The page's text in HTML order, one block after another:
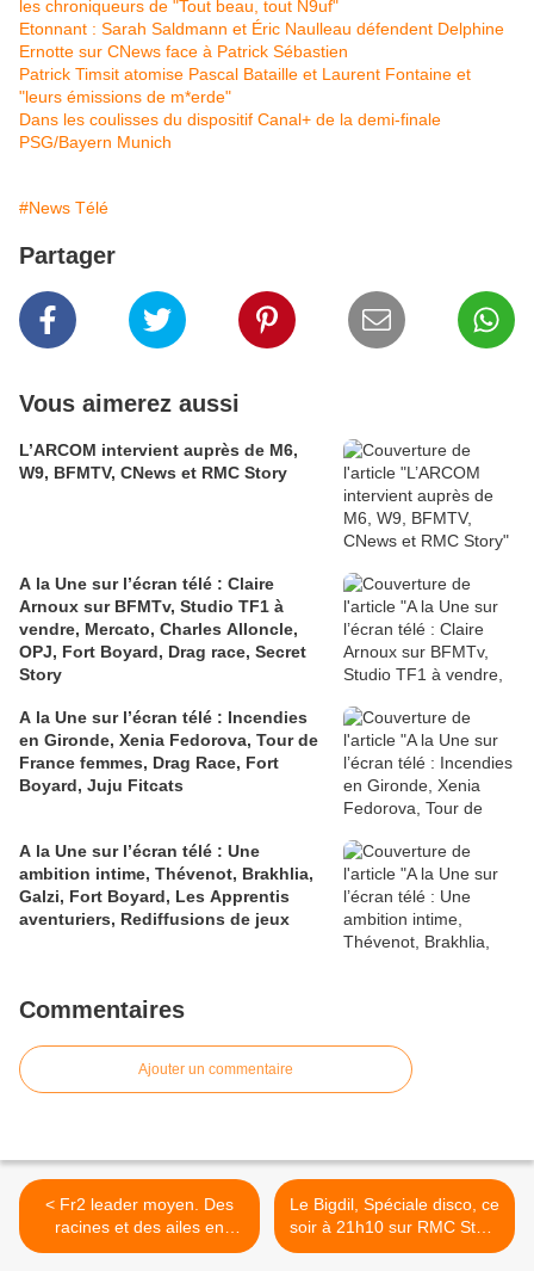
les chroniqueurs de "Tout beau, tout N9uf"
Etonnant : Sarah Saldmann et Éric Naulleau défendent Delphine
Ernotte sur CNews face à Patrick Sébastien
Patrick Timsit atomise Pascal Bataille et Laurent Fontaine et
"leurs émissions de m*erde"
Dans les coulisses du dispositif Canal+ de la demi-finale
PSG/Bayern Munich
#News Télé
Partager
Vous aimerez aussi
L’ARCOM intervient auprès de M6,
W9, BFMTV, CNews et RMC Story
A la Une sur l’écran télé : Claire
Arnoux sur BFMTv, Studio TF1 à
vendre, Mercato, Charles Alloncle,
OPJ, Fort Boyard, Drag race, Secret
Story
A la Une sur l’écran télé : Incendies
en Gironde, Xenia Fedorova, Tour de
France femmes, Drag Race, Fort
Boyard, Juju Fitcats
A la Une sur l’écran télé : Une
ambition intime, Thévenot, Brakhlia,
Galzi, Fort Boyard, Les Apprentis
aventuriers, Rediffusions de jeux
Commentaires
Ajouter un commentaire
< Fr2 leader moyen. Des
racines et des ailes en
forme. Grey's anatomy
Le Bigdil, Spéciale disco, ce
soir à 21h10 sur RMC Story
>